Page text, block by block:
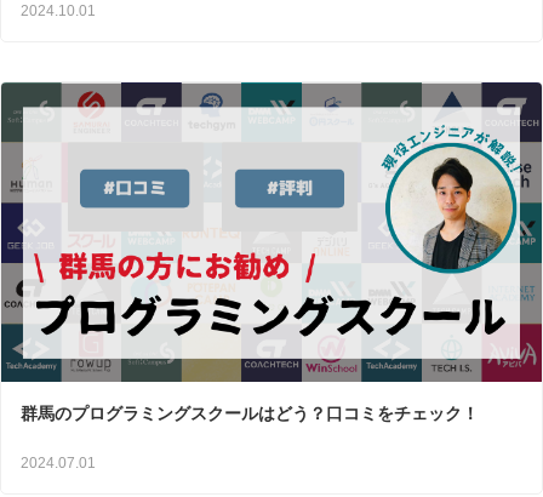
2024.10.01
群馬のプログラミングスクールはどう？口コミをチェック！
2024.07.01